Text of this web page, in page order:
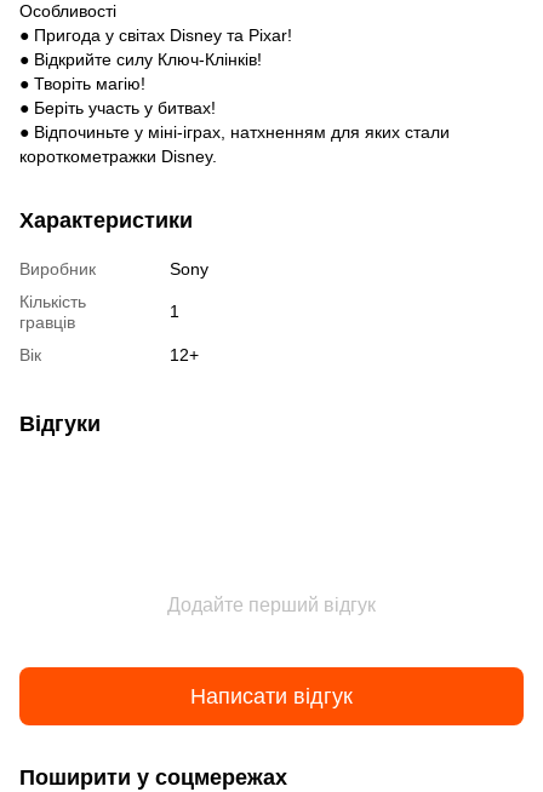
Особливості
● Пригода у світах Disney та Pixar!
● Відкрийте силу Ключ-Клінків!
● Творіть магію!
● Беріть участь у битвах!
● Відпочиньте у міні-іграх, натхненням для яких стали
короткометражки Disney.
Характеристики
Виробник
Sony
Кількість
гравців
1
Вік 12+
Відгуки
Додайте перший відгук
Написати відгук
Поширити у соцмережах